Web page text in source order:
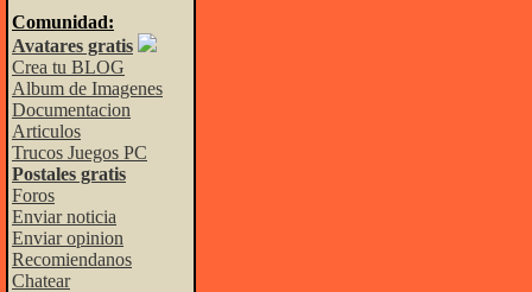
Comunidad:
Avatares gratis
Crea tu BLOG
Album de Imagenes
Documentacion
Articulos
Trucos Juegos PC
Postales gratis
Foros
Enviar noticia
Enviar opinion
Recomiendanos
Chatear